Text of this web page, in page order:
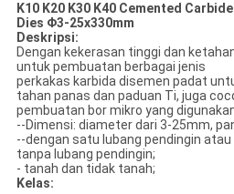
K10 K20 K30 K40 Cemented
Dies Φ3-25x330mm
Deskripsi:
Dengan kekerasan tinggi dan
untuk pembuatan berbagai jenis
perkakas karbida disemen padat
tahan panas dan paduan Ti, juga
pembuatan bor mikro yang
--Dimensi: diameter dari 3-25mm,
--dengan satu lubang pendingin
tanpa lubang pendingin;
- tanah dan tidak tanah;
Kelas: